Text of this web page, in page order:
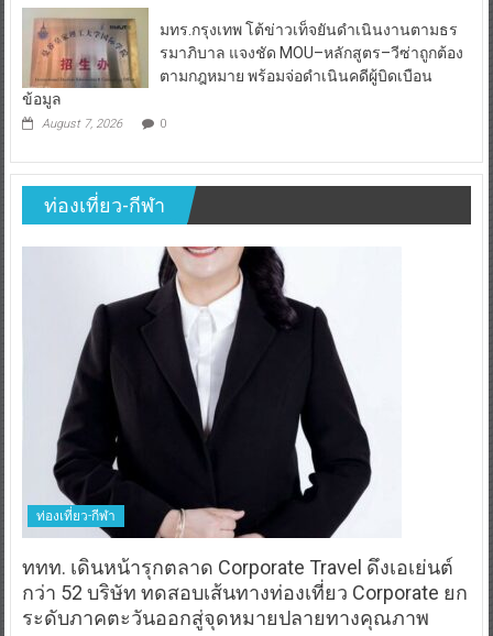
มทร.กรุงเทพ โต้ข่าวเท็จยันดำเนินงานตามธร
รมาภิบาล แจงชัด MOU–หลักสูตร–วีซ่าถูกต้อง
ตามกฎหมาย พร้อมจ่อดำเนินคดีผู้บิดเบือน
ข้อมูล
August 7, 2026 0
ท่องเที่ยว-กีฬา
ท่องเที่ยว-กีฬา
ททท. เดินหน้ารุกตลาด Corporate Travel ดึงเอเย่นต์
กว่า 52 บริษัท ทดสอบเส้นทางท่องเที่ยว Corporate ยก
ระดับภาคตะวันออกสู่จุดหมายปลายทางคุณภาพ